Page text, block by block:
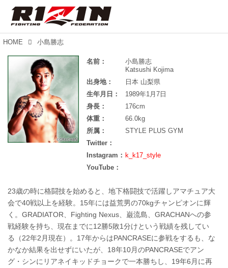
HOME 小島勝志
名前：
小島勝志
Katsushi Kojima
出身地：
日本 山梨県
生年月日：
1989年1月7日
身長：
176cm
体重：
66.0kg
所属：
STYLE PLUS GYM
Twitter：
Instagram： k_k17_style
YouTube：
23歳の時に格闘技を始めると、地下格闘技で活躍しアマチュア大
会で40戦以上を経験。15年には益荒男の70kgチャンピオンに輝
く。GRADIATOR、Fighting Nexus、巌流島、GRACHANへの参
戦経験を持ち、現在までに12勝5敗1分けという戦績を残してい
る（22年2月現在）。17年からはPANCRASEに参戦をするも、な
かなか結果を出せずにいたが、18年10月のPANCRASEでアン
グ・シンにリアネイキッドチョークで一本勝ちし、19年6月に再